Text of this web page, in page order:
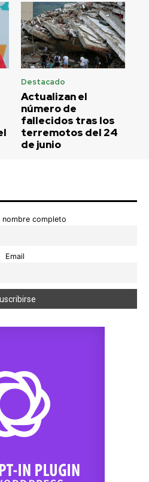
Destacado
Actualizan el
número de
fallecidos tras los
terremotos del 24
de junio
nombre completo
Email